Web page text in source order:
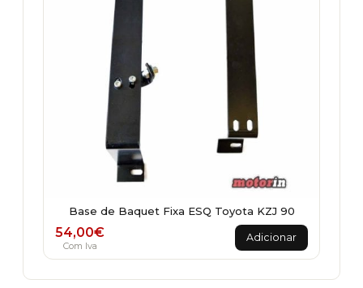
Base de Baquet Fixa ESQ Toyota KZJ 90
54,00€
Com Iva
Adicionar